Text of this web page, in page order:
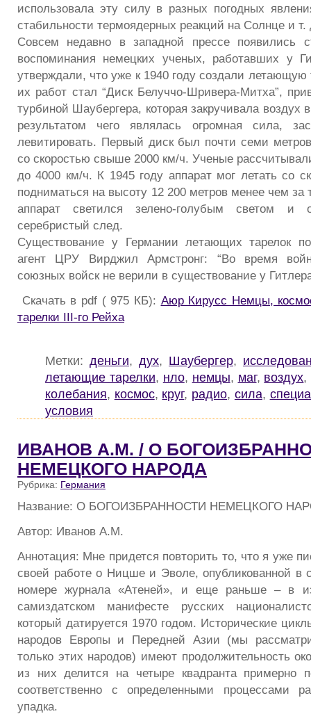
использовала эту силу в разных погодных
стабильности термоядерных реакций на Солнце и т.
Совсем недавно в западной прессе появились
воспоминания немецких ученых, работавших у
утверждали, что уже к 1940 году создали летающую
их работ стал “Диск Белуччо-Шривера-Митха”,
турбиной Шаубергера, которая закручивала воздух
результатом чего являлась огромная сила,
левитировать. Первый диск был почти семи
со скоростью свыше 2000 км/ч. Ученые
до 4000 км/ч. К 1945 году аппарат мог летать со
подниматься на высоту 12 200 метров менее чем
аппарат светился зелено-голубым светом и
серебристый след.
Существование у Германии летающих тарелок
агент ЦРУ Вирджил Армстронг: “Во время
союзных войск не верили в существование у
Скачать в pdf ( 975 КБ): Аюр Кирусс Немцы,
тарелки III-го Рейха
Метки: деньги, дух, Шаубергер,
летающие тарелки, нло, немцы, маг, воздух,
колебания, космос, круг, радио, сила,
условия
ИВАНОВ А.М. / О
НЕМЕЦКОГО НАРОДА
Рубрика: Германия
Название: О БОГОИЗБРАННОСТИ НЕМЕЦКОГО
Автор: Иванов А.М.
Аннотация: Мне придется повторить то, что я уже
своей работе о Ницше и Эволе, опубликованной в
номере журнала «Атеней», и еще раньше – в
самиздатском манифесте русских
который датируется 1970 годом. Исторические
народов Европы и Передней Азии (мы
только этих народов) имеют продолжительность
из них делится на четыре квадранта примерно
соответственно с определенными процессами
упадка.